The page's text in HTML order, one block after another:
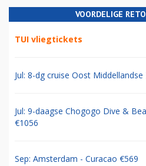
VOORDELIGE
TUI vliegtickets
Jul: 8-dg cruise Oost Middellandse
Jul: 9-daagse Chogogo Dive &
€1056
Sep: Amsterdam - Curacao €569